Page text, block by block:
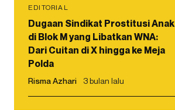
EDITORIAL
Dugaan Sindikat Prostitusi Anak
di Blok M yang Libatkan WNA:
Dari Cuitan di X hingga ke Meja
Polda
Risma Azhari 3 bulan lalu